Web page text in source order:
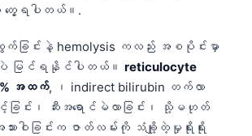
တွေ့ရပါတယ်။.
းထွက်ခြင်းနဲ့ hemolysis ကလည်း အစပိုင်းမှာ
ပဲ မြင်ရနိုင်ပါတယ်။ reticulocyte
အထက်, ၊ indirect bilirubin တက်လာ
င့်ခြင်း၊ ဆီးအရောင်မဲလာခြင်း၊ သို့မဟုတ်
ားဝါခြင်းက ဇာတ်လမ်းကို သံချို့တဲ့မှုရိုးရိုး